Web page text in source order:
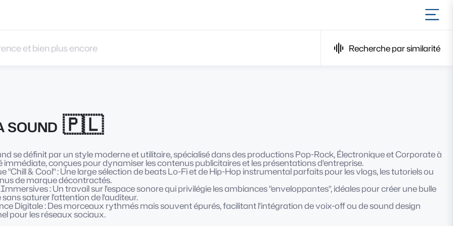
Recherche par similarité
SOUND 🇵🇱
se définit par un style moderne et utilitaire, spécialisé dans des productions Pop-Rock, Électronique et Corporate à
immédiate, conçues pour dynamiser les contenus publicitaires et les présentations d'entreprise.
"Chill & Cool" : Une large sélection de beats Lo-Fi et de Hip-Hop instrumental parfaits pour les vlogs, les tutoriels ou
de marque décontractés.
: Un travail sur l'espace sonore qui privilégie les ambiances "enveloppantes", idéales pour créer une bulle
saturer l'attention de l'auditeur.
Digitale : Des morceaux rythmés mais souvent épurés, facilitant l'intégration de voix-off ou de sound design
pour les réseaux sociaux.